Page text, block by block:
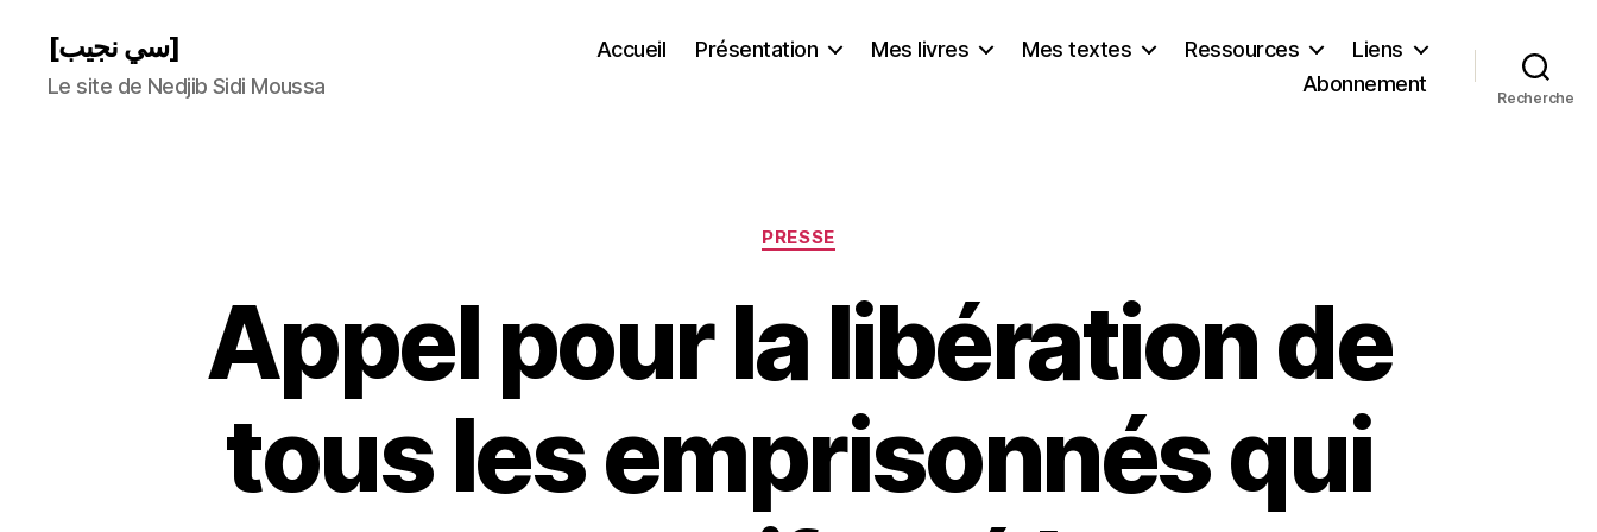
[سي نجيب]
Le site de Nedjib Sidi Moussa
Accueil Présentation Mes livres Mes textes Ressources
Liens
Abonnement
Recherche
Catégories
PRESSE
Appel pour la libération de
tous les emprisonnés qui